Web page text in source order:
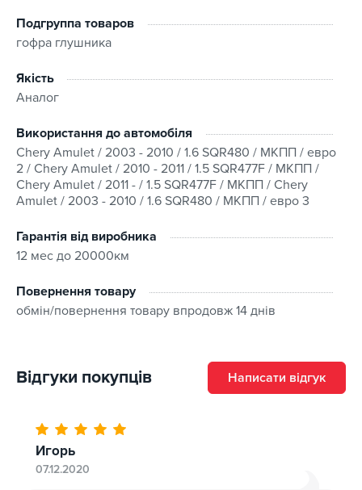
комплектацію транспортного засобу або перевіримо
сумісність за VIN-кодом.
Умови покупки
будь-який регіон України з можливістю обрати зручний
спосіб отримання. Оплата можлива кількома
способами:
Готівкою при отриманні;
Кредитними картками VISA, MasterCard.
На товар діє гарантія, встановлена виробником/
постачальником, а повернення та обмін дійсні
Гарантія та повернення
бонусною програмою: за покупки нараховується
кешбек на бонусний рахунок, яким можна частково
оплатити наступне придбання відповідно до правил
Подгруппа товаров
гофра глушника
Якість
Аналог
Використання до автомобіля
Chery Amulet / 2003 - 2010 / 1.6 SQR480 / МКПП / евро
2 / Chery Amulet / 2010 - 2011 / 1.5 SQR477F / МКПП /
Chery Amulet / 2011 - / 1.5 SQR477F / МКПП / Chery
Amulet / 2003 - 2010 / 1.6 SQR480 / МКПП / евро 3
Гарантія від виробника
12 мес до 20000км
Повернення товару
обмін/повернення товару впродовж 14 днів
Відгуки покупців Написати відгук
Игорь
07.12.2020